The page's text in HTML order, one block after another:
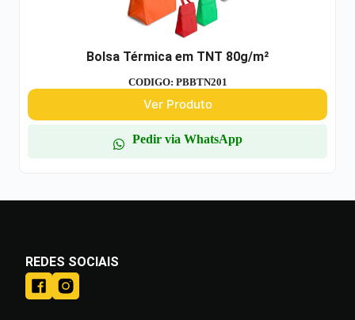
Bolsa Térmica em TNT 80g/m²
CODIGO: PBBTN201
Ver Produto
Pedir via WhatsApp
REDES SOCIAIS